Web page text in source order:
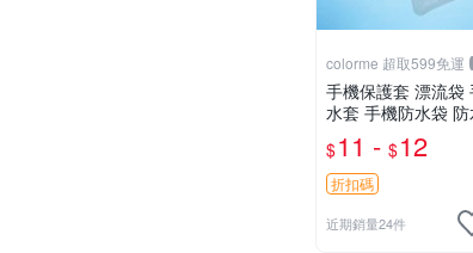
colorme 超取599免運
手機保護套 漂流袋
水套 手機防水袋 防水
屏 防水包包 【Q172】Colo
r_me
$11 - $12
折扣碼
近期銷量24件